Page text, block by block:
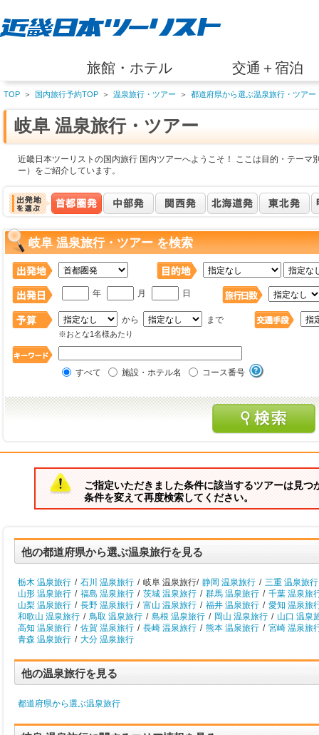
旅館・ホテル 交通＋宿泊
TOP ＞ 国内旅行予約TOP ＞ 温泉旅行・ツアー ＞ 都道府県から選ぶ温泉旅行・ツアー
岐阜 温泉旅行・ツアー
近畿日本ツーリストの国内旅行 国内ツアーへようこそ！ ここは目的・テーマ
ー）をご紹介しています。
岐阜 温泉旅行・ツアー を検索
年 月 日
から まで
※おとな1名様あたり
すべて 施設・ホテル名 コース番号
ご指定いただきました条件に該当するツアーは見つ
条件を変えて再度検索してください。
他の都道府県から選ぶ温泉旅行を見る
栃木 温泉旅行 / 石川 温泉旅行 / 岐阜 温泉旅行/ 静岡 温泉旅行 / 三重 温泉旅行
山形 温泉旅行 / 福島 温泉旅行 / 茨城 温泉旅行 / 群馬 温泉旅行 / 千葉 温泉旅
山梨 温泉旅行 / 長野 温泉旅行 / 富山 温泉旅行 / 福井 温泉旅行 / 愛知 温泉旅
和歌山 温泉旅行 / 鳥取 温泉旅行 / 島根 温泉旅行 / 岡山 温泉旅行 / 山口 温泉
高知 温泉旅行 / 佐賀 温泉旅行 / 長崎 温泉旅行 / 熊本 温泉旅行 / 宮崎 温泉旅
青森 温泉旅行 / 大分 温泉旅行
他の温泉旅行を見る
都道府県から選ぶ温泉旅行